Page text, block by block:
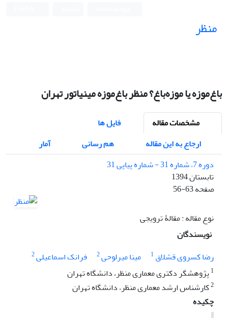
منظر
باغ‌موزه یا موزه‌باغ؟ منظر باغ‌موزه مینیاتور تهران
مشخصات مقاله
فایل ها
ارجاع به این مقاله
هم رسانی
آمار
دوره 7، شماره 31 - شماره پیاپی 31
تابستان 1394
صفحه56-63
نوع مقاله : مقالۀ ترویجی
نویسندگان
رضا کسروی قشلاق 1 مینا میرلوحی2 فرانک اسماعیلی2
1پژوهشگر دکتری معماری منظر، دانشگاه تهران
2کارشناس ارشد معماری منظر، دانشگاه تهران
چکیده